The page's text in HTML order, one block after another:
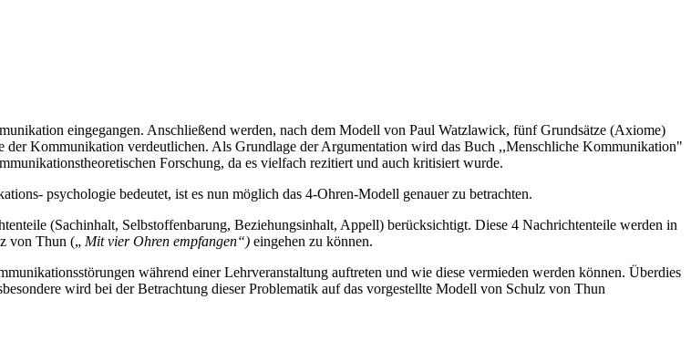
eingegangen. Anschließend werden, nach dem Modell von Paul Watzlawick, fünf Grundsätze (Axiome)
Kommunikation verdeutlichen. Als Grundlage der Argumentation wird das Buch ,,Menschliche Kommunikation"
Forschung, da es vielfach rezitiert und auch kritisiert wurde.
psychologie bedeutet, ist es nun möglich das 4-Ohren-Modell genauer zu betrachten.
(Sachinhalt, Selbstoffenbarung, Beziehungsinhalt, Appell) berücksichtigt. Diese 4 Nachrichtenteile werden in
von Thun („ Mit vier Ohren empfangen“) eingehen zu können.
während einer Lehrveranstaltung auftreten und wie diese vermieden werden können. Überdies
wird bei der Betrachtung dieser Problematik auf das vorgestellte Modell von Schulz von Thun